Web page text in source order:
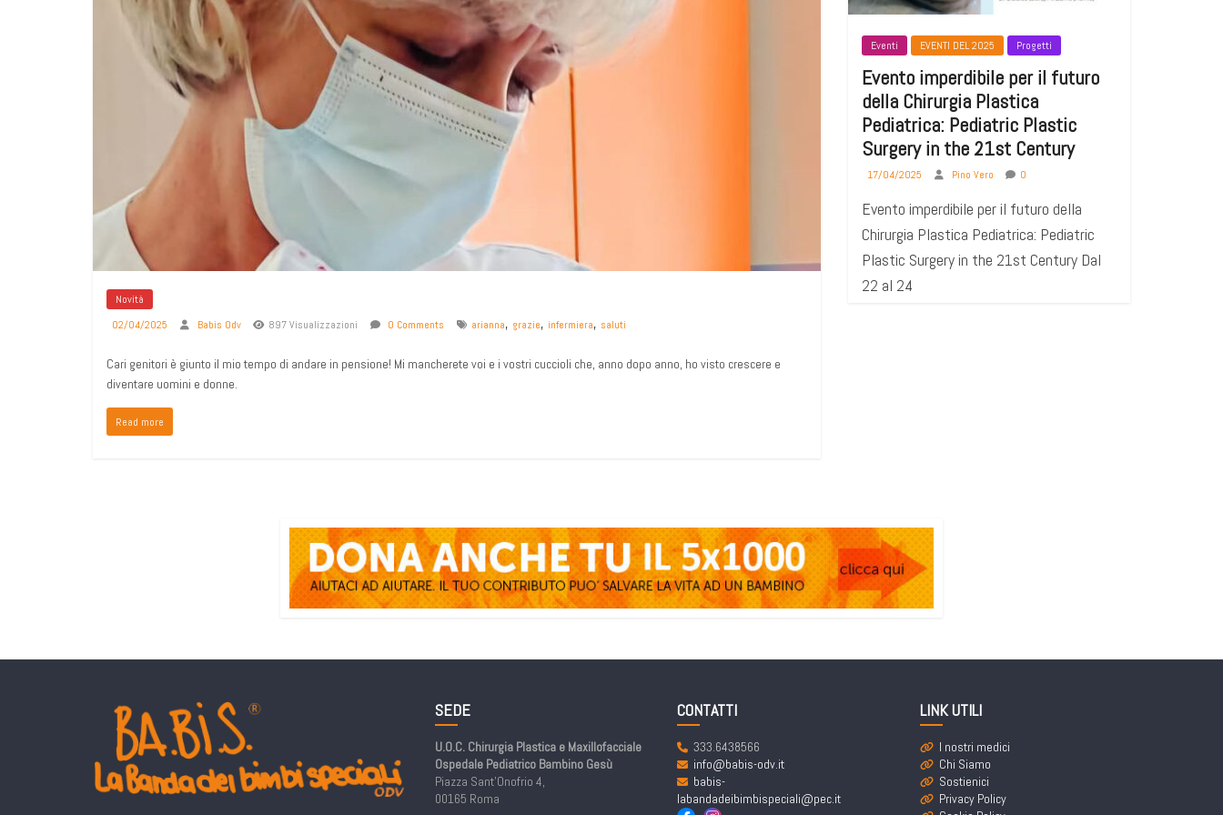
Novità
02/04/2025
Babis Odv 897 Visualizzazioni 0 Comments arianna, grazie, infermiera, saluti
Cari genitori è giunto il mio tempo di andare in pensione! Mi mancherete voi e i vostri cuccioli che, anno dopo anno, ho visto crescere e
diventare uomini e donne.
Read more
Eventi EVENTI DEL 2025 Progetti
Evento imperdibile per il futuro
della Chirurgia Plastica
Pediatrica: Pediatric Plastic
Surgery in the 21st Century
17/04/2025 Pino Vero 0
Evento imperdibile per il futuro della
Chirurgia Plastica Pediatrica: Pediatric
Plastic Surgery in the 21st Century Dal
22 al 24
SEDE
U.O.C. Chirurgia Plastica e Maxillofacciale
Ospedale Pediatrico Bambino Gesù
Piazza Sant’Onofrio 4,
00165 Roma
CONTATTI
333.6438566
info@babis-odv.it
babis-
labandadeibimbispeciali@pec.it
LINK UTILI
I nostri medici
Chi Siamo
Sostienici
Privacy Policy